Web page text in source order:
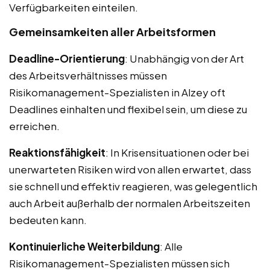
Verfügbarkeiten einteilen.
Gemeinsamkeiten aller Arbeitsformen
Deadline-Orientierung: Unabhängig von der Art
des Arbeitsverhältnisses müssen
Risikomanagement-Spezialisten in Alzey oft
Deadlines einhalten und flexibel sein, um diese zu
erreichen.
Reaktionsfähigkeit: In Krisensituationen oder bei
unerwarteten Risiken wird von allen erwartet, dass
sie schnell und effektiv reagieren, was gelegentlich
auch Arbeit außerhalb der normalen Arbeitszeiten
bedeuten kann.
Kontinuierliche Weiterbildung: Alle
Risikomanagement-Spezialisten müssen sich